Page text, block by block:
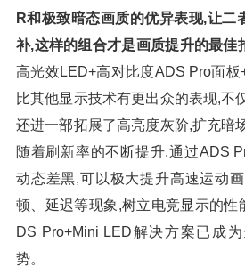
R和极致暗态画质的优异表现,让二
补,这样的组合才是画质提升的最佳
高光效LED+高对比度ADS Pro面
比其他显示技术有更出众的表现,不
还进一部拓展了高亮度灰阶,扩充暗
随着刷新率的不断提升,通过ADS
动态差黑,可以极大提升高速运动
顿、延迟等现象,树立电竞显示的性
DS Pro+Mini LED解决方案已成
势。